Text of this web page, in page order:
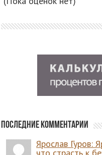
Последние комментарии
Ярослав Гуров:
что страсть к